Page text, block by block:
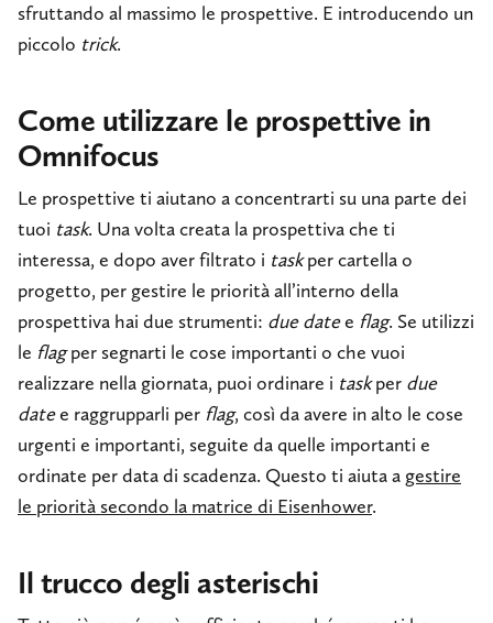
sfruttando al massimo le prospettive. E introducendo un
piccolo trick.
Come utilizzare le prospettive in
Omnifocus
Le prospettive ti aiutano a concentrarti su una parte dei
tuoi task. Una volta creata la prospettiva che ti
interessa, e dopo aver filtrato i taskper cartella o
progetto, per gestire le priorità all’interno della
prospettiva hai due strumenti: due datee flag. Se utilizzi
le flagper segnarti le cose importanti o che vuoi
realizzare nella giornata, puoi ordinare i taskper due
datee raggrupparli per flag, così da avere in alto le cose
urgenti e importanti, seguite da quelle importanti e
ordinate per data di scadenza. Questo ti aiuta a gestire
le priorità secondo la matrice di Eisenhower.
Il trucco degli asterischi